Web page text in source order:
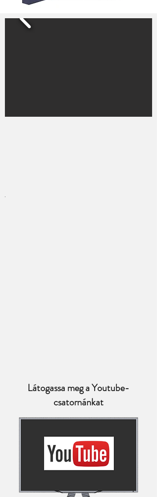
Látogassa meg a Youtube-
csatornánkat